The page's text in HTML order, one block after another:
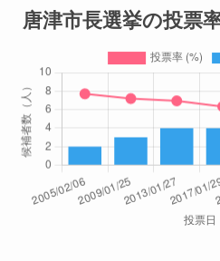
唐津市長選挙の投票